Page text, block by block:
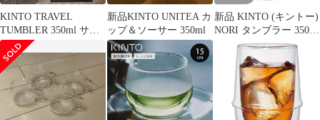
KINTO TRAVEL
TUMBLER 350ml サン
ドベージュ
新品KINTO UNITEA カ
ップ＆ソーサー 350ml
新品 KINTO (キントー)
NORI タンブラー 350ml
ブルーグレー 25777